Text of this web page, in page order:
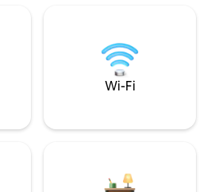
Wi-Fi